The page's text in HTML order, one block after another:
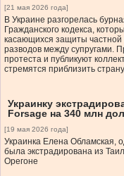
[21 мая 2026 года]
В Украине разгорелась
Гражданского кодекса,
касающихся защиты
разводов между супругами.
протеста и публикуют
стремятся приблизить
Украинку
Forsage на 340 млн
[19 мая 2026 года]
Украинка Елена Обламская,
была экстрадирована из
Орегоне